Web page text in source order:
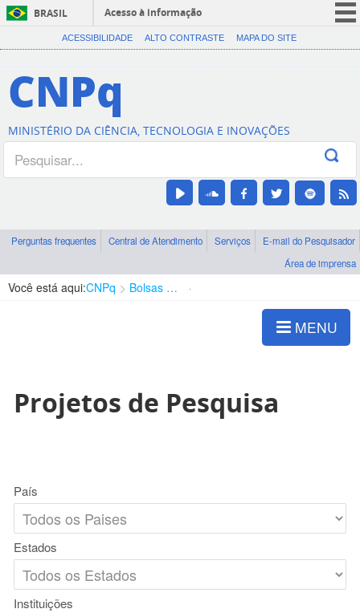
BRASIL
Acesso à informação
CORONAVÍRUS (COVID-19)
Canais
ACESSIBILIDADE ALTO CONTRASTE MAPA DO SITE
CNPq
MINISTÉRIO DA CIÊNCIA, TECNOLOGIA E INOVAÇÕES
Perguntas frequentes Central de Atendimento Serviços
E-mail do Pesquisador
Área de imprensa
Você está aqui:CNPq Bolsas e Auxílios Vigentes
MENU
Projetos de Pesquisa
País
Estados
Instituições